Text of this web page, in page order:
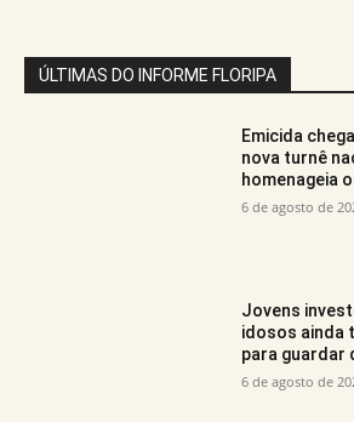
ÚLTIMAS DO INFORME FLORIPA
Emicida
nova turnê
homenageia
6 de agosto de
Jovens
idosos ainda
para guardar
6 de agosto de